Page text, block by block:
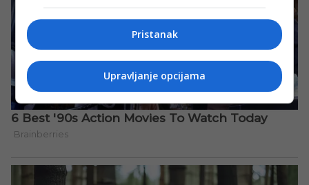
Pristanak
Upravljanje opcijama